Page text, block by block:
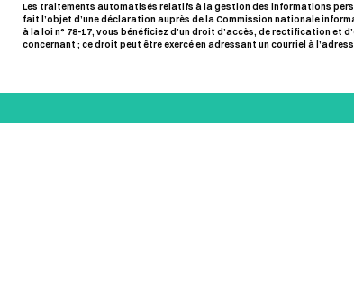
Les traitements automatisés relatifs à la gestion des informations
fait l’objet d’une déclaration auprès de la Commission nationale
à la loi n° 78-17, vous bénéficiez d’un droit d’accès, de rectification et
concernant ; ce droit peut être exercé en adressant un courriel à